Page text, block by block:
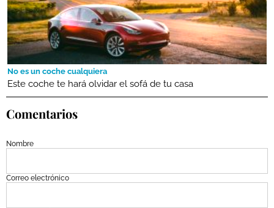
No es un coche cualquiera
Este coche te hará olvidar el sofá de tu casa
Comentarios
Nombre
Correo electrónico